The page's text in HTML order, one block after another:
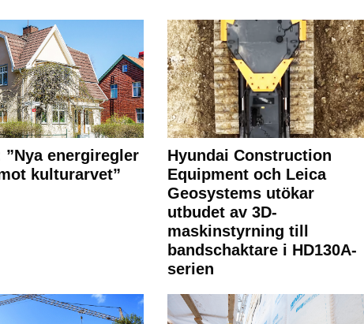
”Nya energiregler
kulturarvet”
Hyundai Construction
Equipment och Leica
Geosystems utökar
utbudet av 3D-
maskinstyrning till
bandschaktare i HD130A-
serien